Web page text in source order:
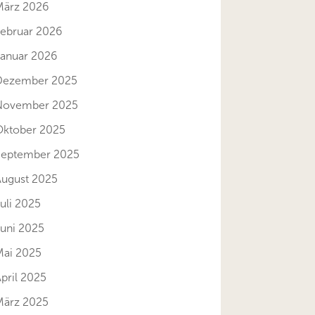
2026
2026
2026
2025
2025
2025
2025
2025
2025
2025
2025
2025
2025